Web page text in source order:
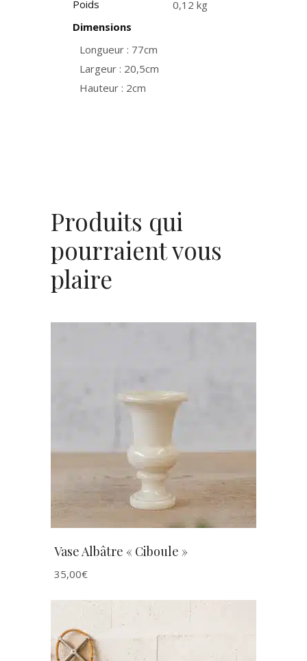
Poids
0,12 kg
Dimensions
Longueur : 77cm
Largeur : 20,5cm
Hauteur : 2cm
Produits qui
pourraient vous
plaire
AJOUTER AU PANIER
Vase Albâtre « Ciboule »
35,00€